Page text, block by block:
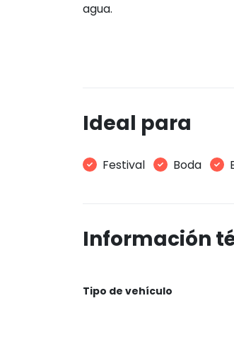
agua.
Ideal para
Festival Boda
Información
Tipo de vehículo